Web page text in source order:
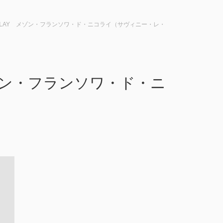
メゾン・フランソワ・ド・ニコライ（サヴィニー・レ・
・フランソワ・ド・ニ